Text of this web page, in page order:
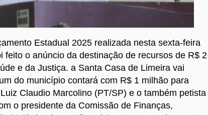
Estadual 2025 realizada nesta sexta-feira
feito o anúncio da destinação de recursos de R$ 2
e da Justiça. a Santa Casa de Limeira vai
do município contará com R$ 1 milhão para
Claudio Marcolino (PT/SP) e o também petista
o presidente da Comissão de Finanças,